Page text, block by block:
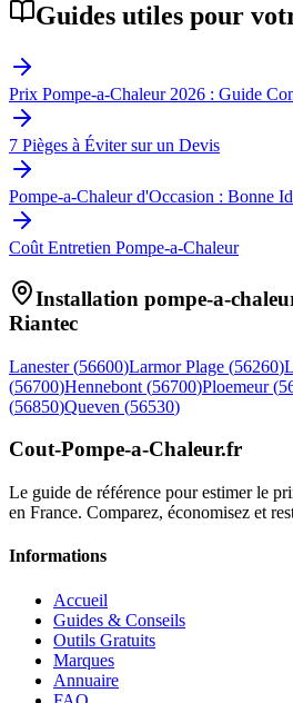
Guides utiles pour
Prix Pompe-a-Chaleur 2026 : Guide
7 Pièges à Éviter sur un Devis
Pompe-a-Chaleur d'Occasion : Bonne
Coût Entretien Pompe-a-Chaleur
Installation pompe-a-
Riantec
Lanester (56600)Larmor Plage (56260)
(56700)Hennebont (56700)Ploemeur (
(56850)Queven (56530)
Cout-Pompe-a-Chaleur.fr
Le guide de référence pour estimer le
en France. Comparez, économisez et
Informations
Accueil
Guides & Conseils
Outils Gratuits
Marques
Annuaire